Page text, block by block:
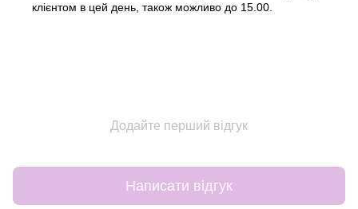
клієнтом в цей день, також можливо до 15.00.
Додайте перший відгук
Написати відгук